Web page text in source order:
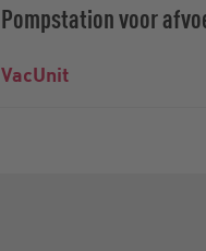
Pompstation voor
VacUnit